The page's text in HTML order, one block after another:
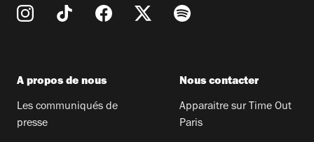
A propos de nous
Les communiqués de
presse
Nous contacter
Apparaitre sur Time Out
Paris